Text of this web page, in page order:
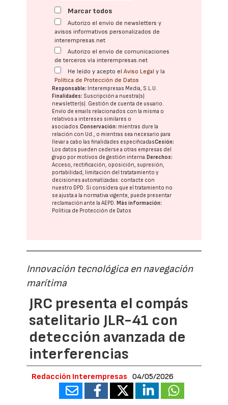
Marcar todos
Autorizo el envío de newsletters y
avisos informativos personalizados de
interempresas.net
Autorizo el envío de comunicaciones
de terceros vía interempresas.net
He leído y acepto elAviso Legal y la
Política de Protección de Datos
Responsable: Interempresas Media, S.L.U.
Finalidades: Suscripción a nuestra(s)
newsletter(s). Gestión de cuenta de usuario.
Envío de emails relacionados con la misma o
relativos a intereses similares o
asociados.Conservación: mientras dure la
relación con Ud., o mientras sea necesario para
llevar a cabo las finalidades especificadasCesión:
Los datos pueden cederse a otras empresas del
grupo por motivos de gestión interna.Derechos:
Acceso, rectificación, oposición, supresión,
portabilidad, limitación del tratatamiento y
decisiones automatizadas: contacte con
nuestro DPD. Si considera que el tratamiento no
se ajusta a la normativa vigente, puede presentar
reclamación ante laAEPD.Más información:
Política de Protección de Datos
Innovación tecnológica en navegación
marítima
JRC presenta el compás
satelitario JLR-41 con
detección avanzada de
interferencias
Redacción Interempresas 04/05/2026